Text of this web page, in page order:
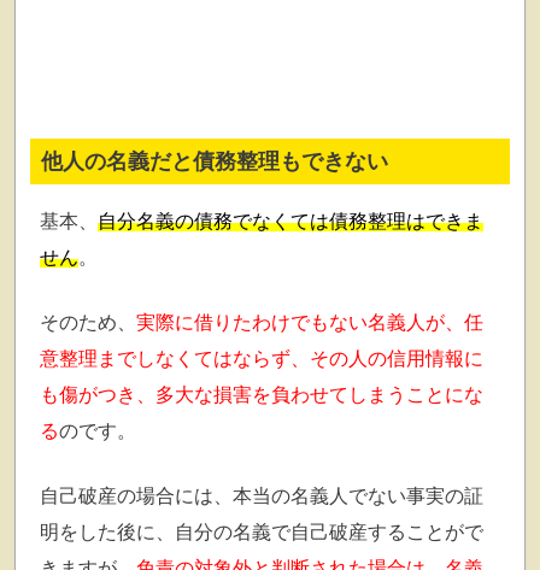
他人の名義だと債務整理もできない
基本、 自分名義の債務でなくては債務整理はできま
せん。
そのため、 実際に借りたわけでもない名義人が、任
意整理までしなくてはならず、その人の信用情報に
も傷がつき、多大な損害を負わせてしまうことにな
るのです。
自己破産の場合には、本当の名義人でない事実の証
明をした後に、自分の名義で自己破産することがで